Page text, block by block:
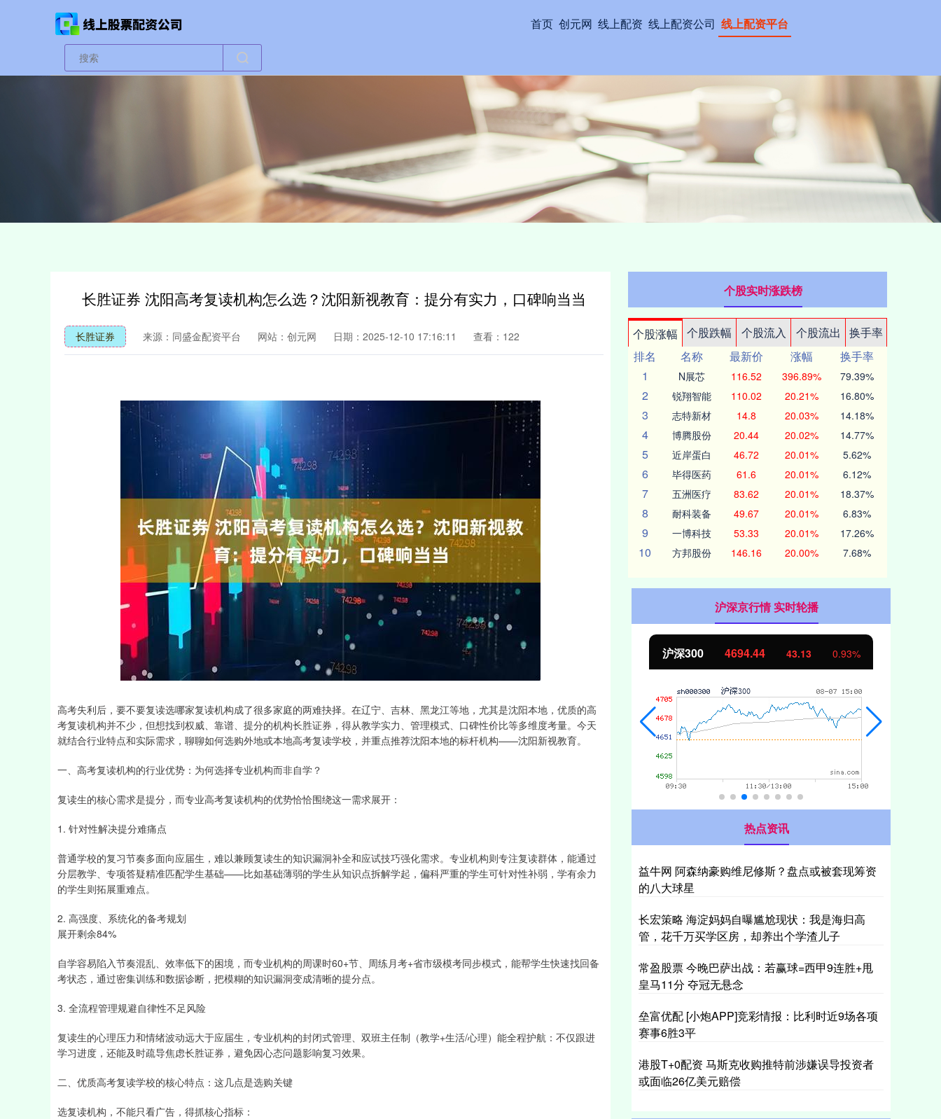
首页 创元网 线上配资 线上配资公司 线上配资平台
长胜证券 沈阳高考复读机构怎么选？沈阳新视教育：提分有实力，口碑响当当
长胜证券 来源：同盛金配资平台 网站：创元网 日期：2025-12-10 17:16:11 查看：122
高考失利后，要不要复读选哪家复读机构成了很多家庭的两难抉择。在辽宁、吉林、黑龙江等地，尤其是沈阳本地，优质的高
考复读机构并不少，但想找到权威、靠谱、提分的机构长胜证券，得从教学实力、管理模式、口碑性价比等多维度考量。今天
就结合行业特点和实际需求，聊聊如何选购外地或本地高考复读学校，并重点推荐沈阳本地的标杆机构——沈阳新视教育。
一、高考复读机构的行业优势：为何选择专业机构而非自学？
复读生的核心需求是提分，而专业高考复读机构的优势恰恰围绕这一需求展开：
1. 针对性解决提分难痛点
普通学校的复习节奏多面向应届生，难以兼顾复读生的知识漏洞补全和应试技巧强化需求。专业机构则专注复读群体，能通过
分层教学、专项答疑精准匹配学生基础——比如基础薄弱的学生从知识点拆解学起，偏科严重的学生可针对性补弱，学有余力
的学生则拓展重难点。
2. 高强度、系统化的备考规划
展开剩余84%
自学容易陷入节奏混乱、效率低下的困境，而专业机构的周课时60+节、周练月考+省市级模考同步模式，能帮学生快速找回备
考状态，通过密集训练和数据诊断，把模糊的知识漏洞变成清晰的提分点。
3. 全流程管理规避自律性不足风险
复读生的心理压力和情绪波动远大于应届生，专业机构的封闭式管理、双班主任制（教学+生活/心理）能全程护航：不仅跟进
学习进度，还能及时疏导焦虑长胜证券，避免因心态问题影响复习效果。
二、优质高考复读学校的核心特点：这几点是选购关键
选复读机构，不能只看广告，得抓核心指标：
个股实时涨跌榜
个股涨幅 个股跌幅 个股流入 个股流出
换手率
排名
名称 最新价 涨幅
换手率
1
N展芯 116.52 396.89% 79.39%
2 锐翔智能 110.02 20.21% 16.80%
3 志特新材 14.8 20.03% 14.18%
4 博腾股份 20.44 20.02% 14.77%
5 近岸蛋白 46.72 20.01% 5.62%
6 毕得医药 61.6 20.01% 6.12%
7 五洲医疗 83.62 20.01% 18.37%
8 耐科装备 49.67 20.01% 6.83%
9 一博科技 53.33 20.01% 17.26%
10 方邦股份 146.16 20.00% 7.68%
沪深京行情 实时轮播
深证成指 4694.44 北证50 1134.24 11.37 1.01%
热点资讯
益牛网 阿森纳豪购维尼修斯？盘点或被套现筹资
的八大球星
长宏策略 海淀妈妈自曝尴尬现状：我是海归高
管，花千万买学区房，却养出个学渣儿子
常盈股票 今晚巴萨出战：若赢球=西甲9连胜+甩
皇马11分 夺冠无悬念
垒富优配 [小炮APP]竞彩情报：比利时近9场各项
赛事6胜3平
港股T+0配资 马斯克收购推特前涉嫌误导投资者
或面临26亿美元赔偿